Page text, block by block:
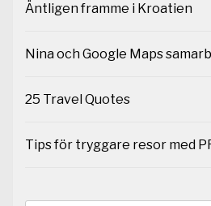
Äntligen framme i Kroatien
Nina och Google Maps
25 Travel Quotes
Tips för tryggare resor med